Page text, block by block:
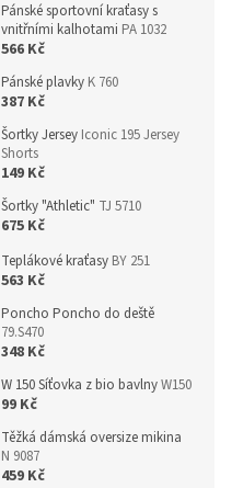
Pánské sportovní kraťasy s
vnitřními kalhotami PA 1032
566 Kč
Pánské plavky K 760
387 Kč
Šortky Jersey Iconic 195 Jersey
Shorts
149 Kč
Šortky "Athletic" TJ 5710
675 Kč
Teplákové kraťasy BY 251
563 Kč
Poncho Poncho do deště
79.S470
348 Kč
W 150 Síťovka z bio bavlnyW150
99 Kč
Těžká dámská oversize mikina
N 9087
459 Kč